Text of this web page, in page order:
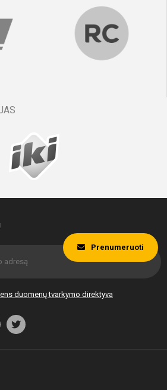
duomenų tvarkymo direktyva
Prenumeruoti